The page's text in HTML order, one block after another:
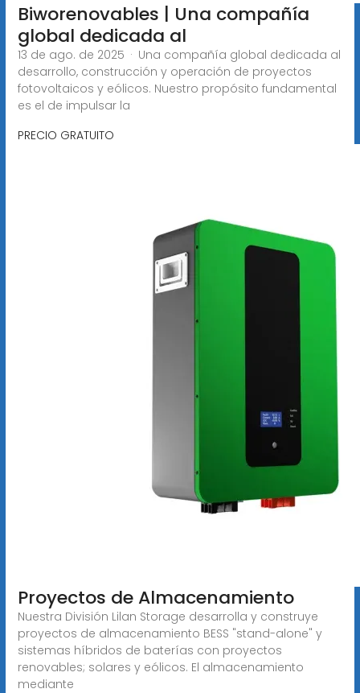
Biworenovables | Una compañía
global dedicada al
13 de ago. de 2025 · Una compañía global dedicada al
desarrollo, construcción y operación de proyectos
fotovoltaicos y eólicos. Nuestro propósito fundamental
es el de impulsar la
PRECIO GRATUITO
Proyectos de Almacenamiento
Nuestra División Lilan Storage desarrolla y construye
proyectos de almacenamiento BESS "stand-alone" y
sistemas híbridos de baterías con proyectos
renovables; solares y eólicos. El almacenamiento
mediante